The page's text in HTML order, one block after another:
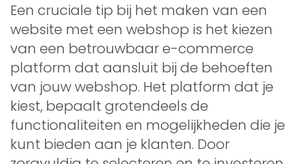
Een cruciale tip bij het maken van een
website met een webshop is het kiezen
van een betrouwbaar e-commerce
platform dat aansluit bij de behoeften
van jouw webshop. Het platform dat je
kiest, bepaalt grotendeels de
functionaliteiten en mogelijkheden die je
kunt bieden aan je klanten. Door